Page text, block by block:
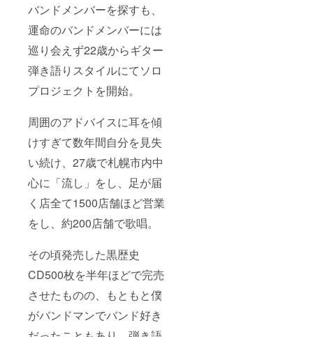
バンドメンバーを探すも、
運命のバンドメンバーには
巡り会えず22歳からギター
弾き語りスタイルにてソロ
プロジェクトを開始。
周囲のアドバイスに耳を傾
けすぎて数年間自分を見失
い続け、27歳で札幌市内中
心に「流し」をし、足が届
く店全て1500店舗ほど営業
をし、約200店舗で歌唱。
その頃発売した黒歴史
CD500枚を半年ほどで完売
させたものの、もともと僕
がバンドマンでバンド好き